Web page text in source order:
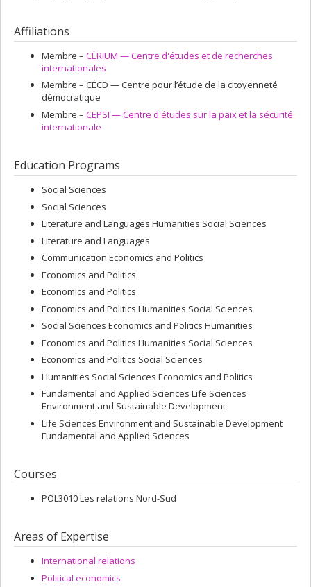
Affiliations
Membre – CÉRIUM — Centre d'études et de recherches
internationales
Membre – CÉCD — Centre pour l’étude de la citoyenneté
démocratique
Membre – CEPSI — Centre d'études sur la paix et la sécurité
internationale
Education Programs
Social Sciences
Social Sciences
Literature and Languages Humanities Social Sciences
Literature and Languages
Communication Economics and Politics
Economics and Politics
Economics and Politics
Economics and Politics Humanities Social Sciences
Social Sciences Economics and Politics Humanities
Economics and Politics Humanities Social Sciences
Economics and Politics Social Sciences
Humanities Social Sciences Economics and Politics
Fundamental and Applied Sciences Life Sciences
Environment and Sustainable Development
Life Sciences Environment and Sustainable Development
Fundamental and Applied Sciences
Courses
POL3010 Les relations Nord-Sud
Areas of Expertise
International relations
Political economics